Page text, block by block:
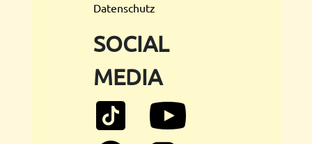
Datenschutz
SOCIAL
MEDIA